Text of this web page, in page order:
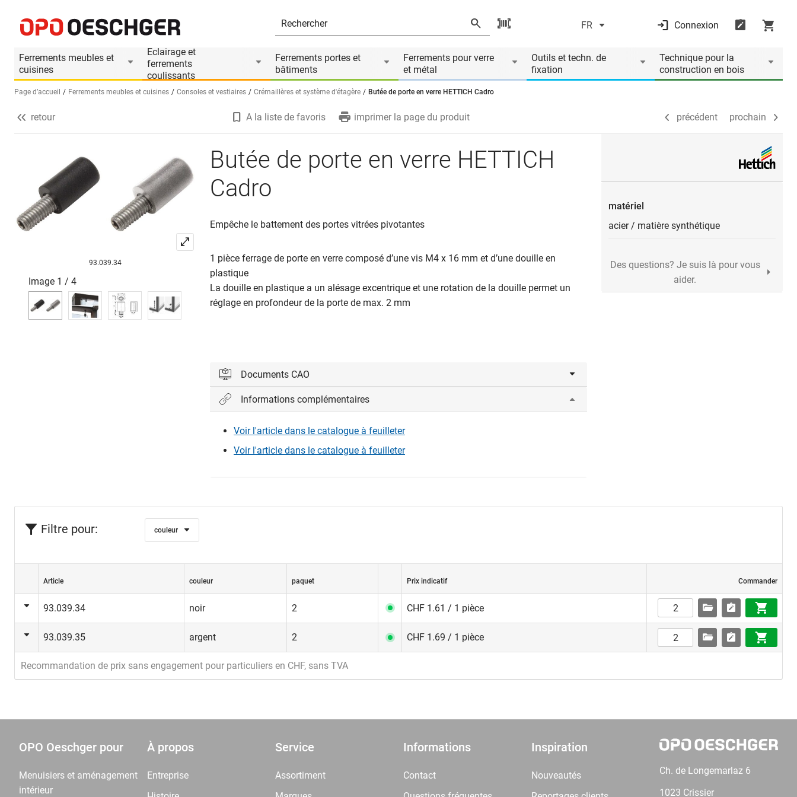
FR Connexion
Ferrements meubles et
cuisines
Eclairage et
ferrements
coulissants
Ferrements portes et
bâtiments
Ferrements pour verre
et métal
Outils et techn. de
fixation
Technique pour la
construction en bois
Sélectionnez une langue (FR)
Page d’accueil Ferrements meubles et cuisines Consoles et vestiaires Crémaillères et système d'étagère Butée de porte en verre HETTICH Cadro
Informations produit
précédent prochain
retour A la liste de favoris imprimer la page du produit précédent prochain
93.039.34
Image 1 / 4
Butée de porte en verre HETTICH
Cadro
Empêche le battement des portes vitrées pivotantes
1 pièce ferrage de porte en verre composé d’une vis M4 x 16 mm et d’une douille en
plastique
La douille en plastique a un alésage excentrique et une rotation de la douille permet un
réglage en profondeur de la porte de max. 2 mm
Documents CAO
Veuillez vous connecter pour afficher et télécharger les fichiers CAD.
Connexion
Informations complémentaires
Voir l'article dans le catalogue à feuilleter
Voir l'article dans le catalogue à feuilleter
matériel
acier/ matière synthétique
Des questions? Je suis là pour vous
aider.
Filtre pour: couleur
Article couleur paquet Prix indicatif Commander
93.039.34 noir 2 CHF 1.61 / 1 pièce
93.039.35 argent 2 CHF 1.69 / 1 pièce
Recommandation de prix sans engagement pour particuliers en CHF, sans TVA
OPO Oeschger pour
Menuisiers et aménagement
intérieur
À propos
Entreprise
Service
Assortiment
Informations
Contact
Inspiration
Nouveautés
Ch. de Longemarlaz 6
1023 Crissier